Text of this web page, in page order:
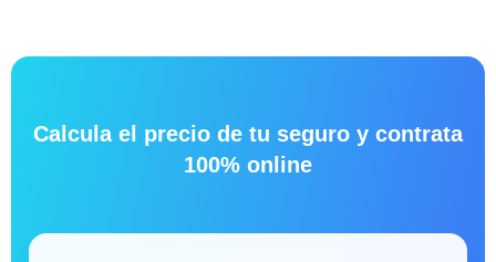
Calcula el precio de tu seguro y contrata
100% online